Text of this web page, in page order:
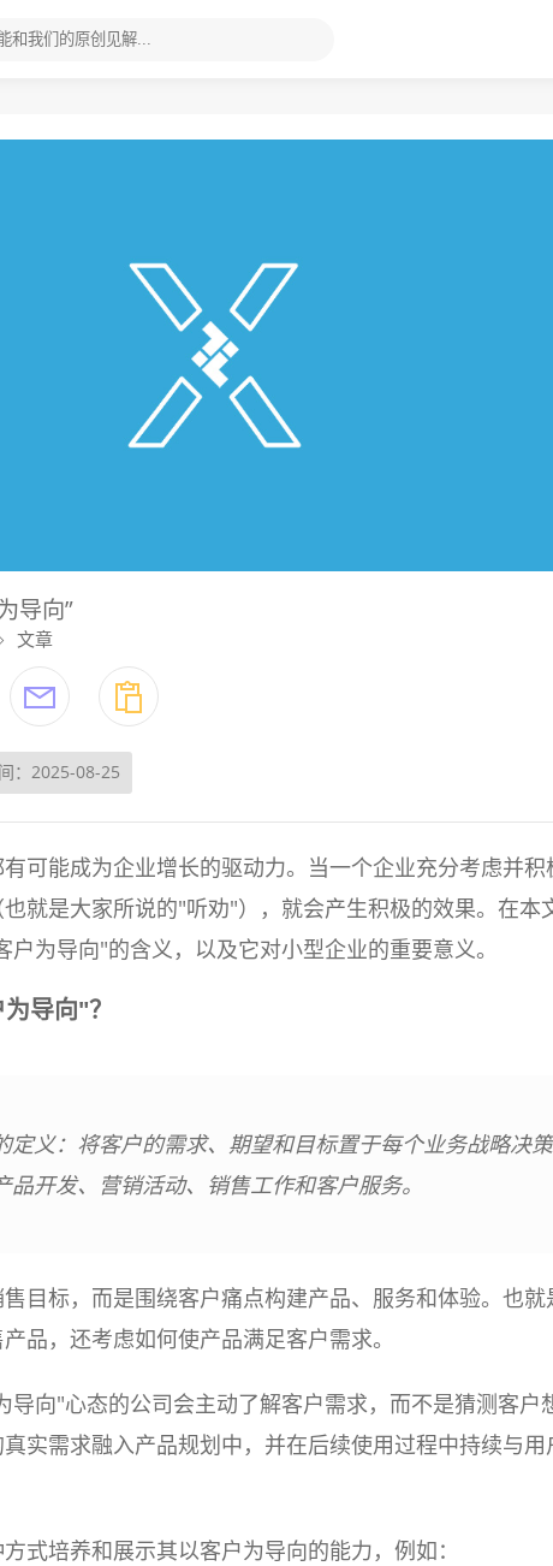
导向”
文章
：2025-08-25
可能成为企业增长的驱动力。当一个企业充分考虑并积
就是大家所说的"听劝"），就会产生积极的效果。在本
户为导向"的含义，以及它对小型企业的重要意义。
导向"？
定义：将客户的需求、期望和目标置于每个业务战略决策
品开发、营销活动、销售工作和客户服务。
目标，而是围绕客户痛点构建产品、服务和体验。也就
品，还考虑如何使产品满足客户需求。
导向"心态的公司会主动了解客户需求，而不是猜测客户
实需求融入产品规划中，并在后续使用过程中持续与用
式培养和展示其以客户为导向的能力，例如：